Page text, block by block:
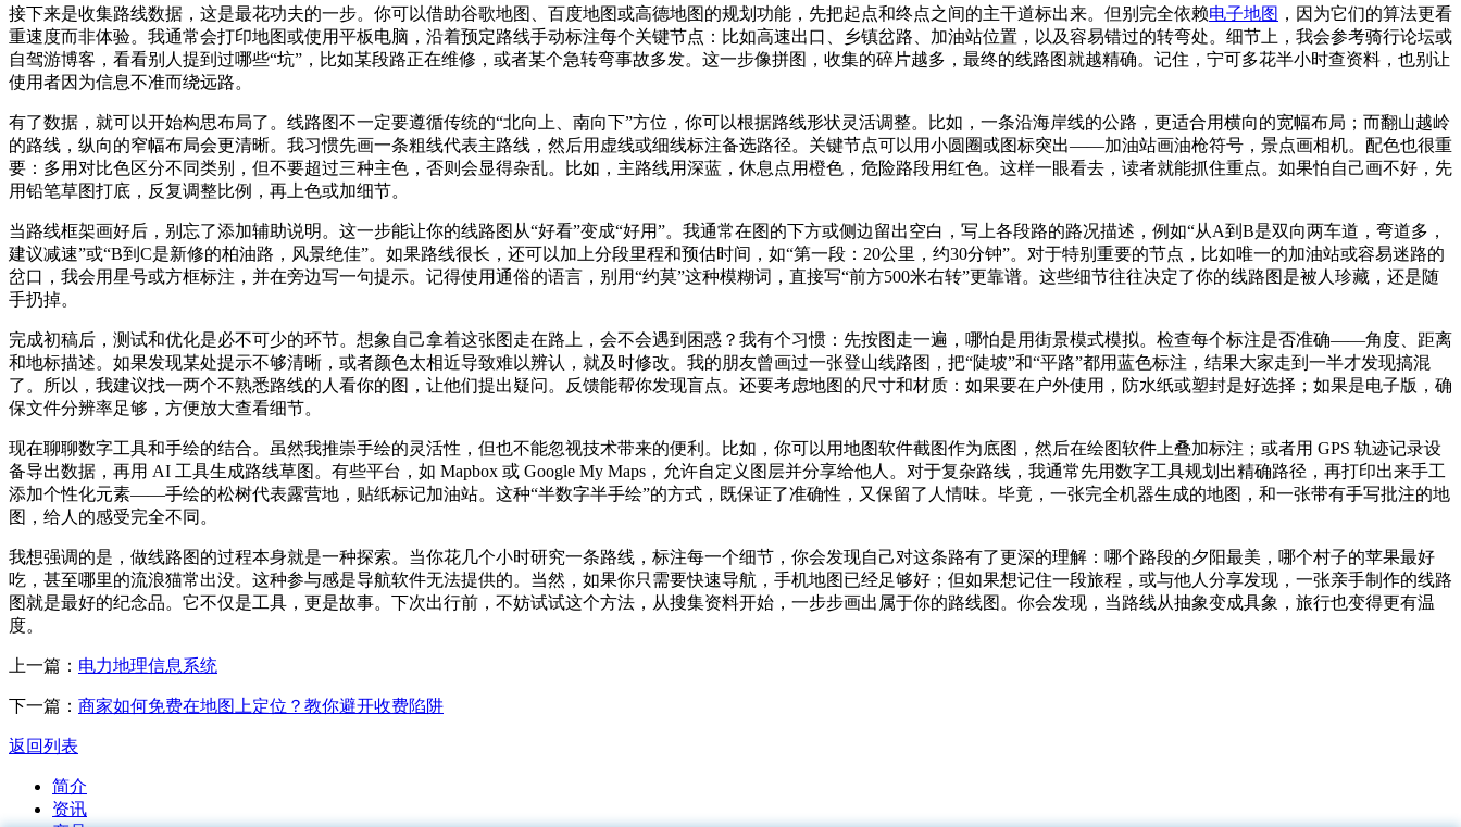
接下来是收集路线数据，这是最花功夫的一步。你可以借助谷歌地图、百度地图或高德地图的规划功能，先把起点和终点之间的主干道标出来。但别完全依赖电子地图 ，因为它们的算法更看
重速度而非体验。我通常会打印地图或使用平板电脑，沿着预定路线手动标注每个关键节点：比如高速出口、乡镇岔路、加油站位置，以及容易错过的转弯处。细节上，我会参考骑行论坛或
自驾游博客，看看别人提到过哪些“坑”，比如某段路正在维修，或者某个急转弯事故多发。这一步像拼图，收集的碎片越多，最终的线路图就越精确。记住，宁可多花半小时查资料，也别让
使用者因为信息不准而绕远路。
有了数据，就可以开始构思布局了。线路图不一定要遵循传统的“北向上、南向下”方位，你可以根据路线形状灵活调整。比如，一条沿海岸线的公路，更适合用横向的宽幅布局；而翻山越岭
的路线，纵向的窄幅布局会更清晰。我习惯先画一条粗线代表主路线，然后用虚线或细线标注备选路径。关键节点可以用小圆圈或图标突出——加油站画油枪符号，景点画相机。配色也很重
要：多用对比色区分不同类别，但不要超过三种主色，否则会显得杂乱。比如，主路线用深蓝，休息点用橙色，危险路段用红色。这样一眼看去，读者就能抓住重点。如果怕自己画不好，先
用铅笔草图打底，反复调整比例，再上色或加细节。
当路线框架画好后，别忘了添加辅助说明。这一步能让你的线路图从“好看”变成“好用”。我通常在图的下方或侧边留出空白，写上各段路的路况描述，例如“从A到B是双向两车道，弯道多，
建议减速”或“B到C是新修的柏油路，风景绝佳”。如果路线很长，还可以加上分段里程和预估时间，如“第一段：20公里，约30分钟”。对于特别重要的节点，比如唯一的加油站或容易迷路的
岔口，我会用星号或方框标注，并在旁边写一句提示。记得使用通俗的语言，别用“约莫”这种模糊词，直接写“前方500米右转”更靠谱。这些细节往往决定了你的线路图是被人珍藏，还是随
手扔掉。
完成初稿后，测试和优化是必不可少的环节。想象自己拿着这张图走在路上，会不会遇到困惑？我有个习惯：先按图走一遍，哪怕是用街景模式模拟。检查每个标注是否准确——角度、距离
和地标描述。如果发现某处提示不够清晰，或者颜色太相近导致难以辨认，就及时修改。我的朋友曾画过一张登山线路图，把“陡坡”和“平路”都用蓝色标注，结果大家走到一半才发现搞混
了。所以，我建议找一两个不熟悉路线的人看你的图，让他们提出疑问。反馈能帮你发现盲点。还要考虑地图的尺寸和材质：如果要在户外使用，防水纸或塑封是好选择；如果是电子版，确
保文件分辨率足够，方便放大查看细节。
现在聊聊数字工具和手绘的结合。虽然我推崇手绘的灵活性，但也不能忽视技术带来的便利。比如，你可以用地图软件截图作为底图，然后在绘图软件上叠加标注；或者用 GPS 轨迹记录设
备导出数据，再用 AI 工具生成路线草图。有些平台，如 Mapbox 或 Google My Maps，允许自定义图层并分享给他人。对于复杂路线，我通常先用数字工具规划出精确路径，再打印出来手工
添加个性化元素——手绘的松树代表露营地，贴纸标记加油站。这种“半数字半手绘”的方式，既保证了准确性，又保留了人情味。毕竟，一张完全机器生成的地图，和一张带有手写批注的地
图，给人的感受完全不同。
我想强调的是，做线路图的过程本身就是一种探索。当你花几个小时研究一条路线，标注每一个细节，你会发现自己对这条路有了更深的理解：哪个路段的夕阳最美，哪个村子的苹果最好
吃，甚至哪里的流浪猫常出没。这种参与感是导航软件无法提供的。当然，如果你只需要快速导航，手机地图已经足够好；但如果想记住一段旅程，或与他人分享发现，一张亲手制作的线路
图就是最好的纪念品。它不仅是工具，更是故事。下次出行前，不妨试试这个方法，从搜集资料开始，一步步画出属于你的路线图。你会发现，当路线从抽象变成具象，旅行也变得更有温
度。
上一篇： 电力地理信息系统
下一篇： 商家如何免费在地图上定位？教你避开收费陷阱
返回列表
简介
资讯